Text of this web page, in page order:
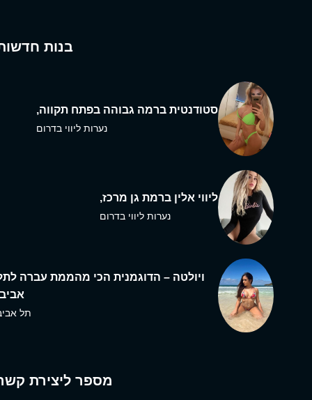
בנות
סטודנטית ברמה גבוהה בפתח תקווה,
נערות ליווי בדרום
ליווי אלין ברמת גן מרכז,
נערות ליווי בדרום
ויולטה – הדוגמנית הכי מהממת עברה
תל
מספר ליצירת